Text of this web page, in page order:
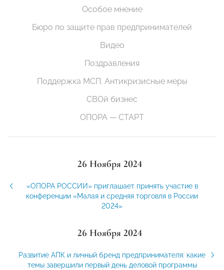
Особое мнение
Бюро по защите прав предпринимателей
Видео
Поздравления
Поддержка МСП. Антикризисные меры
СВОй бизнес
ОПОРА — СТАРТ
26 Ноября 2024
«ОПОРА РОССИИ» приглашает принять участие в
конференции «Малая и средняя торговля в России
2024»
26 Ноября 2024
Развитие АПК и личный бренд предпринимателя: какие
темы завершили первый день деловой программы